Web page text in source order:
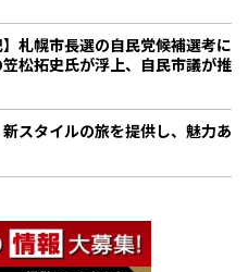
】札幌市長選の自民党候補選考に
松拓史氏が浮上、自民市議が推
タイルの旅を提供し、魅力あ